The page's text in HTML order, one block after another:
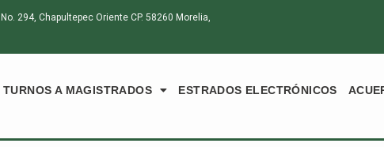
294, Chapultepec Oriente CP. 58260 Morelia,
TURNOS A MAGISTRADOS ESTRADOS ELECTRÓNICOS